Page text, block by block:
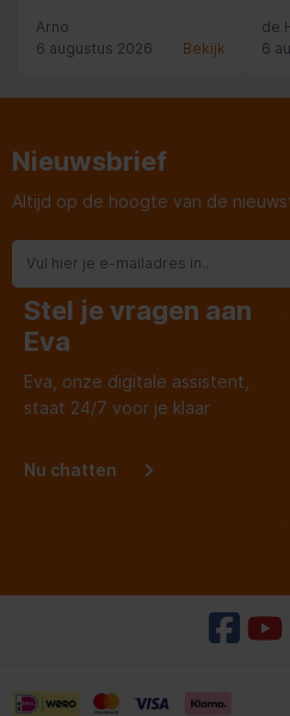
Arno
6 augustus 2026
Bekijk
de
6
Nieuwsbrief
Altijd op de hoogte van de
Stel je vragen aan
Eva
Eva, onze digitale assistent,
staat 24/7 voor je klaar
Nu chatten